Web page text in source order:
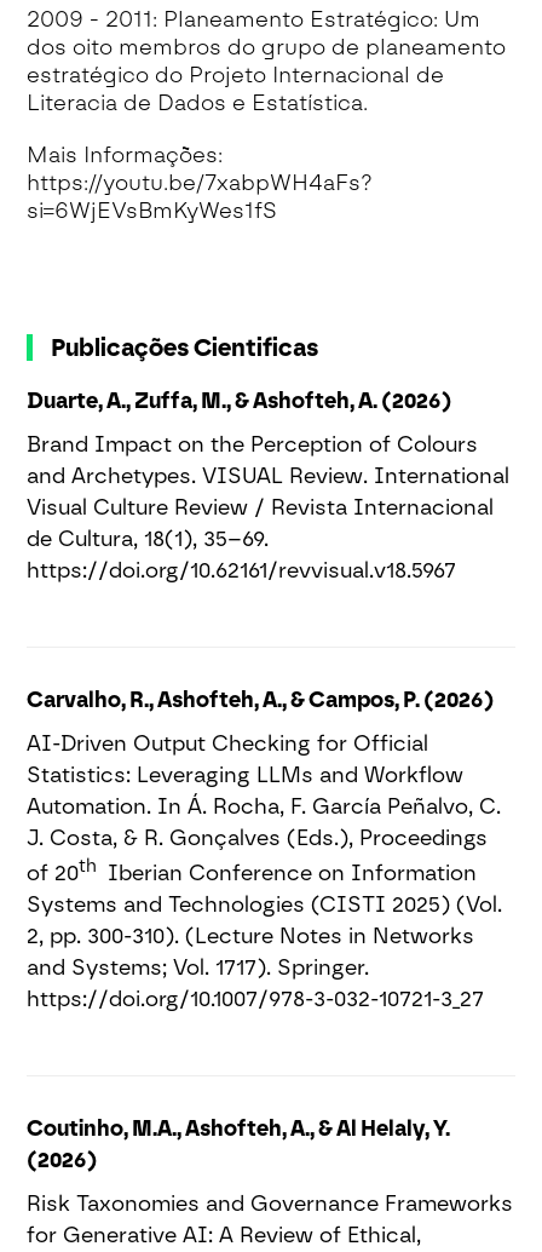
2009 - 2011: Planeamento Estratégico: Um
dos oito membros do grupo de planeamento
estratégico do Projeto Internacional de
Literacia de Dados e Estatística.
Mais Informações:
https://youtu.be/7xabpWH4aFs?
si=6WjEVsBmKyWes1fS
Publicações Cientificas
Duarte, A., Zuffa, M., & Ashofteh, A. (2026)
Brand Impact on the Perception of Colours
and Archetypes. VISUAL Review. International
Visual Culture Review / Revista Internacional
de Cultura, 18(1), 35–69.
https://doi.org/10.62161/revvisual.v18.5967
Carvalho, R., Ashofteh, A., & Campos, P. (2026)
AI-Driven Output Checking for Official
Statistics: Leveraging LLMs and Workflow
Automation. In Á. Rocha, F. García Peñalvo, C.
J. Costa, & R. Gonçalves (Eds.), Proceedings
of 20th
Iberian Conference on Information
Systems and Technologies (CISTI 2025) (Vol.
2, pp. 300-310). (Lecture Notes in Networks
and Systems; Vol. 1717). Springer.
https://doi.org/10.1007/978-3-032-10721-3_27
Coutinho, M.A., Ashofteh, A., & Al Helaly, Y.
(2026)
Risk Taxonomies and Governance Frameworks
for Generative AI: A Review of Ethical,